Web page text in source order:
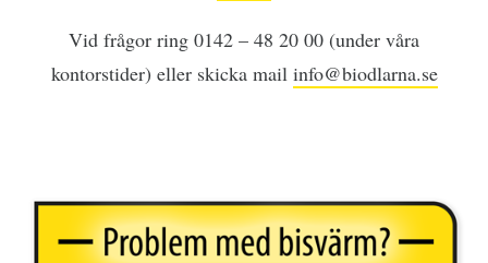
Vid frågor ring 0142 – 48 20 00 (under våra
kontorstider) eller skicka mail info@biodlarna.se